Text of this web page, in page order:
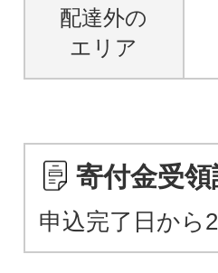
配達外の
エリア
寄付金受
申込完了日から